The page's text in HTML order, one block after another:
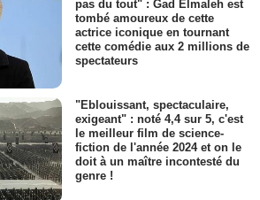
pas du tout" : Gad Elmaleh est
tombé amoureux de cette
actrice iconique en tournant
cette comédie aux 2 millions de
spectateurs
"Eblouissant, spectaculaire,
exigeant" : noté 4,4 sur 5, c'est
le meilleur film de science-
fiction de l'année 2024 et on le
doit à un maître incontesté du
genre !